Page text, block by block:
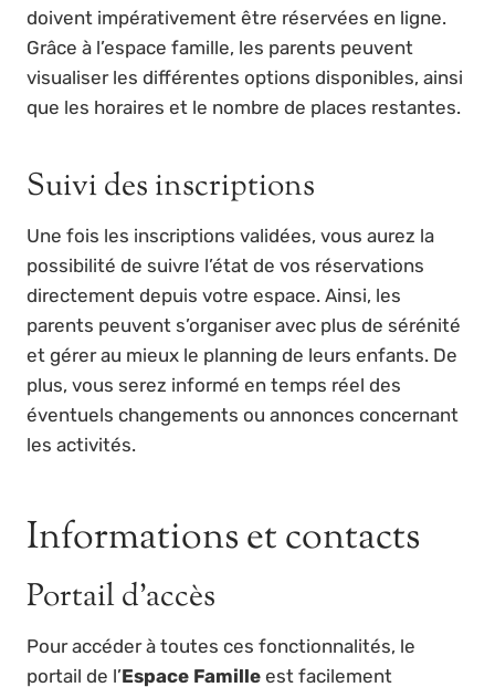
doivent impérativement être réservées en ligne.
Grâce à l’espace famille, les parents peuvent
visualiser les différentes options disponibles, ainsi
que les horaires et le nombre de places restantes.
Suivi des inscriptions
Une fois les inscriptions validées, vous aurez la
possibilité de suivre l’état de vos réservations
directement depuis votre espace. Ainsi, les
parents peuvent s’organiser avec plus de sérénité
et gérer au mieux le planning de leurs enfants. De
plus, vous serez informé en temps réel des
éventuels changements ou annonces concernant
les activités.
Informations et contacts
Portail d’accès
Pour accéder à toutes ces fonctionnalités, le
portail de l’Espace Famille est facilement